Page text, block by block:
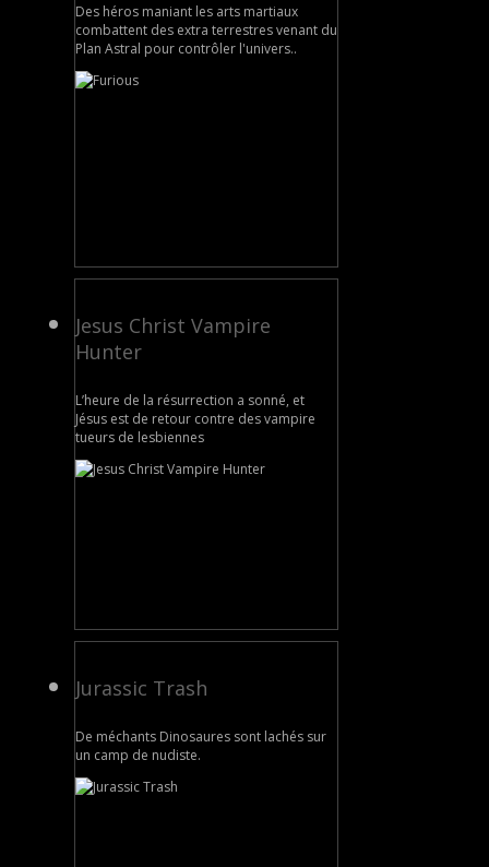
Des héros maniant les arts martiaux
combattent des extra terrestres venant du
Plan Astral pour contrôler l'univers..
Jesus Christ Vampire
Hunter
L’heure de la résurrection a sonné, et
Jésus est de retour contre des vampire
tueurs de lesbiennes
Jurassic Trash
De méchants Dinosaures sont lachés sur
un camp de nudiste.